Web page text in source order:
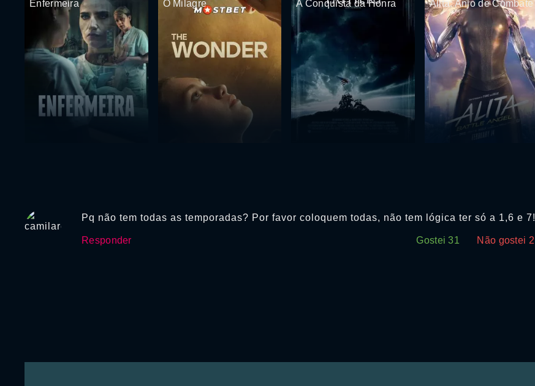
Pq não tem todas as temporadas? Por favor coloquem todas, não tem lógica ter só a 1,6 e 7!
Responder Gostei31 Não gostei 2
Enfermeira O Milagre A Conquista da Honra Alita: Anjo de Combate